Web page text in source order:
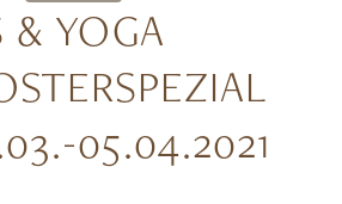
& YOGA
05.04.2021